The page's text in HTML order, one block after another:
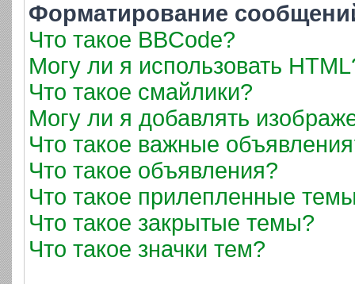
Форматирование
Что такое BBCode?
Могу ли я использовать
Что такое смайлики?
Могу ли я добавлять
Что такое важные
Что такое объявления?
Что такое прилепленные
Что такое закрытые темы?
Что такое значки тем?